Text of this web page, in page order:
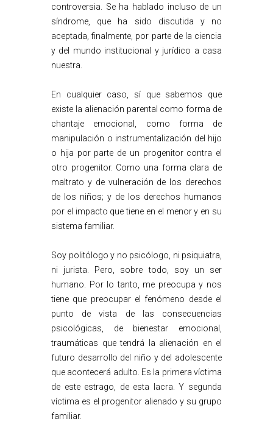
controversia. Se ha hablado incluso de un
síndrome, que ha sido discutida y no
aceptada, finalmente, por parte de la ciencia
y del mundo institucional y jurídico a casa
nuestra.
En cualquier caso, sí que sabemos que
existe la alienación parental como forma de
chantaje emocional, como forma de
manipulación o instrumentalización del hijo
o hija por parte de un progenitor contra el
otro progenitor. Como una forma clara de
maltrato y de vulneración de los derechos
de los niños; y de los derechos humanos
por el impacto que tiene en el menor y en su
sistema familiar.
Soy politólogo y no psicólogo, ni psiquiatra,
ni jurista. Pero, sobre todo, soy un ser
humano. Por lo tanto, me preocupa y nos
tiene que preocupar el fenómeno desde el
punto de vista de las consecuencias
psicológicas, de bienestar emocional,
traumáticas que tendrá la alienación en el
futuro desarrollo del niño y del adolescente
que acontecerá adulto. Es la primera víctima
de este estrago, de esta lacra. Y segunda
víctima es el progenitor alienado y su grupo
familiar.